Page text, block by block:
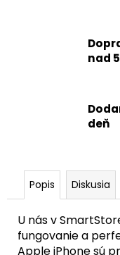
nad
deň
Popis Diskusia
U nás v
fungovanie a
Apple iPhone sú
MAGSAFE
MAGNETICKÝ
KRÚŽOK
(ČIERNY
TITÁN
/